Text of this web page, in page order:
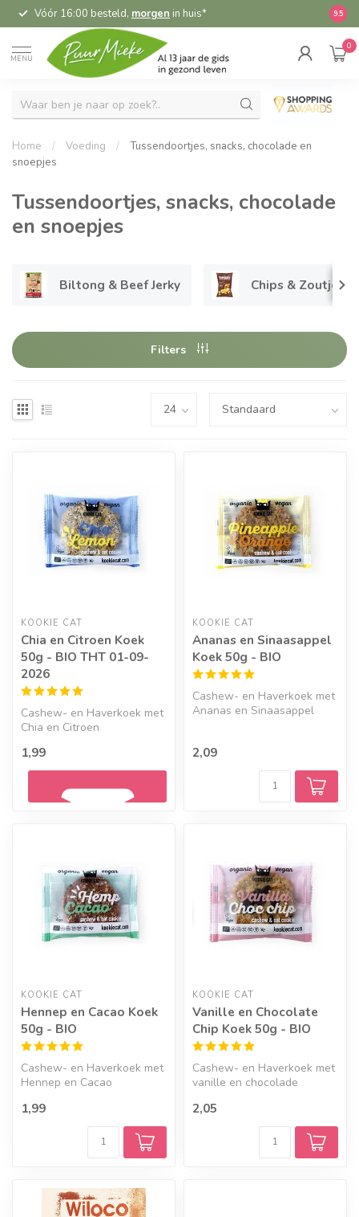
Vóór 16:00 besteld, morgen in huis* 9.5
MENU
0
Home / Voeding /
Tussendoortjes, snacks, chocolade en
snoepjes
Tussendoortjes, snacks, chocolade
en snoepjes
Biltong & Beef Jerky Chips & Zoutjes
Filters
KOOKIE CAT
Chia en Citroen Koek
50g - BIO THT 01-09-
2026
Cashew- en Haverkoek met
Chia en Citroen
1,99
Geef een seintje
KOOKIE CAT
Ananas en Sinaasappel
Koek 50g - BIO
Cashew- en Haverkoek met
Ananas en Sinaasappel
2,09
KOOKIE CAT
Hennep en Cacao Koek
50g - BIO
Cashew- en Haverkoek met
Hennep en Cacao
1,99
KOOKIE CAT
Vanille en Chocolate
Chip Koek 50g - BIO
Cashew- en Haverkoek met
vanille en chocolade
2,05